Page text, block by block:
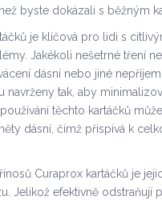
byste dokázali s běžným
je klíčová pro lidi s
Jakékoli nešetrné tření
dásní nebo jiné
navrženy tak, aby
těchto kartáčků
dásní, čímž přispívá k
Curaprox kartáčků je
Jelikož efektivně odstraňují